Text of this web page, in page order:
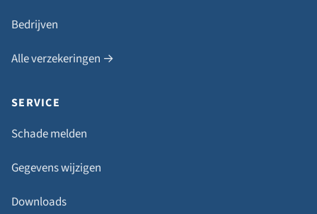
Bedrijven
Alle verzekeringen →
SERVICE
Schade melden
Gegevens wijzigen
Downloads